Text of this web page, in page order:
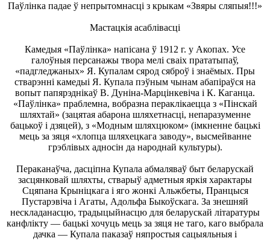
Паўлінка падае ў непрытомнасці з крыкам «Звяры сляпыя!!!»
Мастацкія асаблівасці
Камедыя «Паўлінка» напісана ў 1912 г. у Акопах. Усе
галоўныя персанажы твора мелі сваіх прататыпаў,
«падгледжаных» Я. Купалам сярод сяброў і знаёмых. Пры
стварэнні камедыі Я. Купала пэўным чынам абапіраўся на
вопыт папярэднікаў В. Дуніна-Марцінкевіча і К. Каганца.
«Паўлінка» праблемна, вобразна пераклікаецца з «Пінскай
шляхтай» (зацятая абарона шляхетнасці, непаразуменне
бацькоў і дзяцей), з «Модным шляхцюком» (імкненне бацькі
мець за зяця «хлопца шляхецкага заводу», высмейванне
грэблівых адносін да народнай культуры).
Пераканаўча, дасціпна Купала абмаляваў быт беларускай
засцянковай шляхты, стварыў адметныя яркія характары
Сцяпана Крыніцкага і яго жонкі Альжбеты, Пранцыся
Пустарэвіча і Агаты, Адольфа Быкоўскага. За знешняй
нескладанасцю, традыцыйнасцю для беларускай літаратуры
канфлікту — бацькі хочуць мець за зяця не таго, каго выбрала
дачка — Купала паказаў няпростыя сацыяльныя і